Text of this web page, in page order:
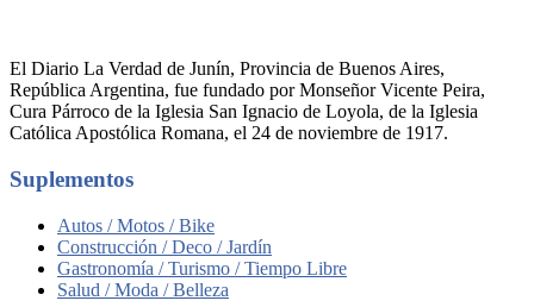
El Diario La Verdad de Junín, Provincia de Buenos Aires,
República Argentina, fue fundado por Monseñor Vicente Peira,
Cura Párroco de la Iglesia San Ignacio de Loyola, de la Iglesia
Católica Apostólica Romana, el 24 de noviembre de 1917.
Suplementos
Autos / Motos / Bike
Construcción / Deco / Jardín
Gastronomía / Turismo / Tiempo Libre
Salud / Moda / Belleza